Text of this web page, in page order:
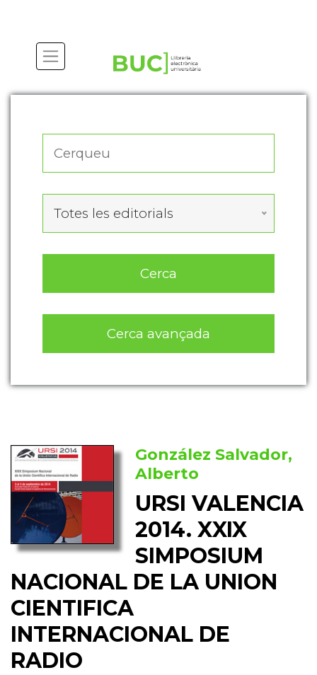
Totes les editorials
Cerca
Cerca avançada
González Salvador,
Alberto
URSI VALENCIA
2014. XXIX
SIMPOSIUM
NACIONAL DE LA UNION
CIENTIFICA
INTERNACIONAL DE
RADIO